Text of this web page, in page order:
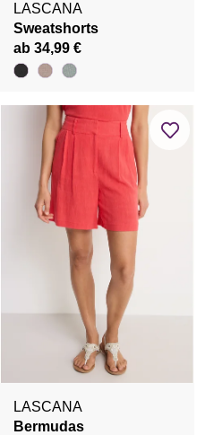
LASCANA
Sweatshorts
ab 34,99 €
LASCANA
Bermudas